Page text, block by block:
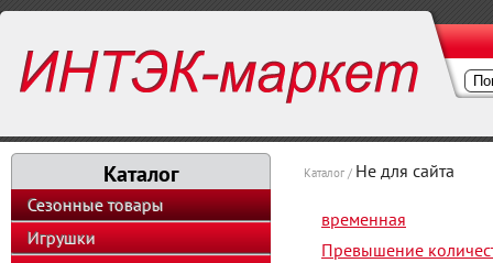
Каталог
Сезонные товары
Игрушки
Каталог / Не для сайта
временная
Превышение